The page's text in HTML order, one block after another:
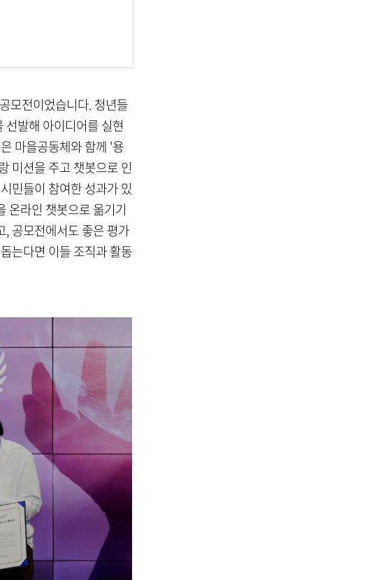
모전이었습니다. 청년들
발해 아이디어를 실현
마을공동체와 함께 '용
미션을 주고 챗봇으로 인
민들이 참여한 성과가 있
온라인 챗봇으로 옮기기
, 공모전에서도 좋은 평가
는다면 이들 조직과 활동